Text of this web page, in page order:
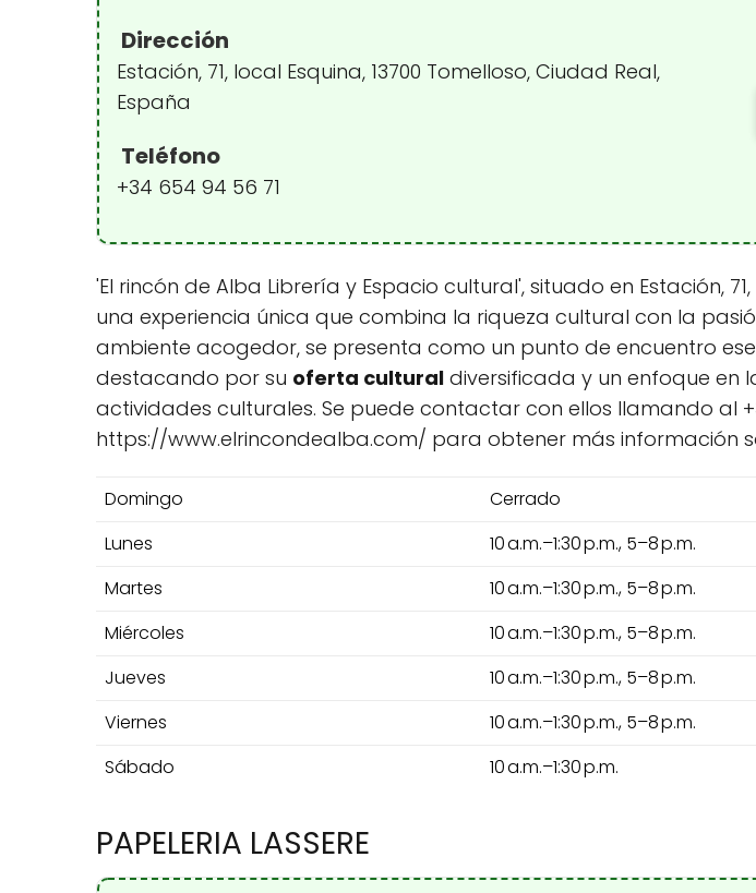
Dirección
Estación, 71, local Esquina, 13700 Tomelloso, Ciudad Real,
España
Teléfono
+34 654 94 56 71
'El rincón de Alba Librería y Espacio cultural', situado en Estación,
una experiencia única que combina la riqueza cultural con la
ambiente acogedor, se presenta como un punto de encuentro
destacando por su oferta cultural diversificada y un enfoque en
actividades culturales. Se puede contactar con ellos llamando al
https://www.elrincondealba.com/ para obtener más información
Domingo
Cerrado
Lunes
10 a.m.–1:30 p.m., 5–8 p.m.
Martes
10 a.m.–1:30 p.m., 5–8 p.m.
Miércoles
10 a.m.–1:30 p.m., 5–8 p.m.
Jueves
10 a.m.–1:30 p.m., 5–8 p.m.
Viernes
10 a.m.–1:30 p.m., 5–8 p.m.
Sábado
10 a.m.–1:30 p.m.
PAPELERIA LASSERE